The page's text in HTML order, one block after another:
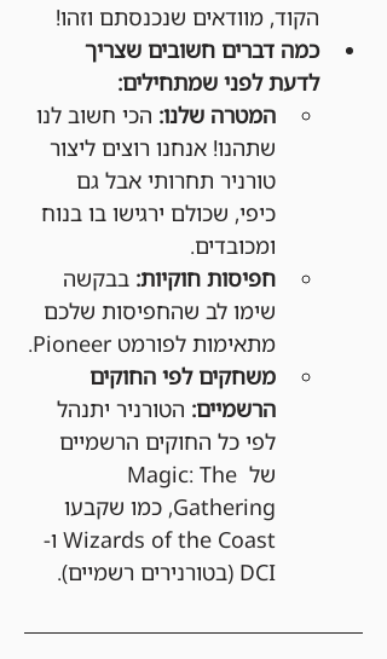
הקוד, מוודאים שנכנסתם וזהו!
כמה דברים חשובים שצריך
לדעת לפני שמתחילים:
המטרה שלנו: הכי חשוב לנו
שתהנו! אנחנו רוצים ליצור
טורניר תחרותי אבל גם
כיפי, שכולם ירגישו בו בנוח
ומכובדים.
חפיסות חוקיות: בבקשה
שימו לב שהחפיסות שלכם
מתאימות לפורמט Pioneer.
משחקים לפי החוקים
הרשמיים: הטורניר יתנהל
לפי כל החוקים הרשמיים
של Magic: The
Gathering, כמו שקבעו
Wizards of the Coast ו-
DCI (בטורנירים רשמיים).